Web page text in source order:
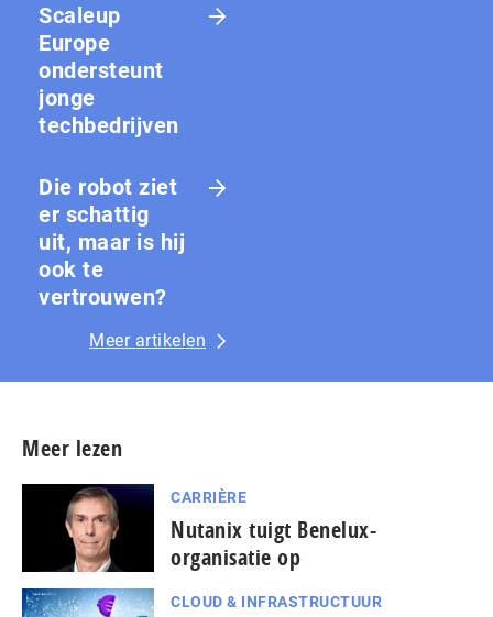
Scaleup
Europe
ondersteunt
jonge
techbedrijven
Die robot ziet
er schattig
uit, maar is hij
ook te
vertrouwen?
Meer artikelen
Meer lezen
CARRIÈRE
Nutanix tuigt Benelux-
organisatie op
CLOUD & INFRASTRUCTUUR